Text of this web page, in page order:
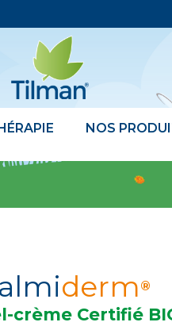
NOS
derm ®
crème Certifié